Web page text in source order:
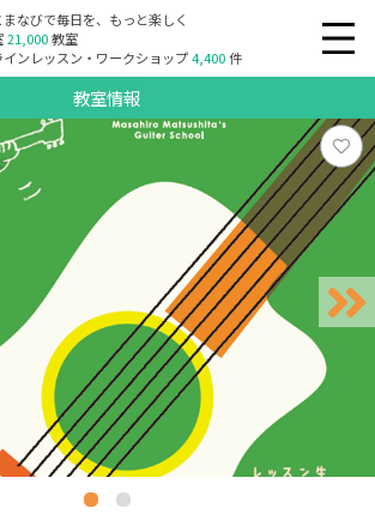
なびで毎日を、もっと楽しく
21,000教室
インレッスン・ワークショップ4,400件
教室情報